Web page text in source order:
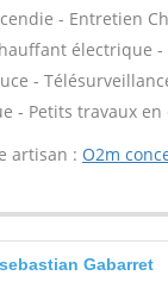
- Entretien
électrique
-
- Petits travaux
artisan : O2m
Gabarret